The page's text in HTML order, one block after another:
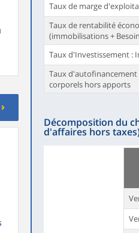
Taux de marge
Taux de rentabilité
(immobilisations +
Taux d'Investissement :
Taux
corporels hors apports
Décomposition du
d'affaires hors